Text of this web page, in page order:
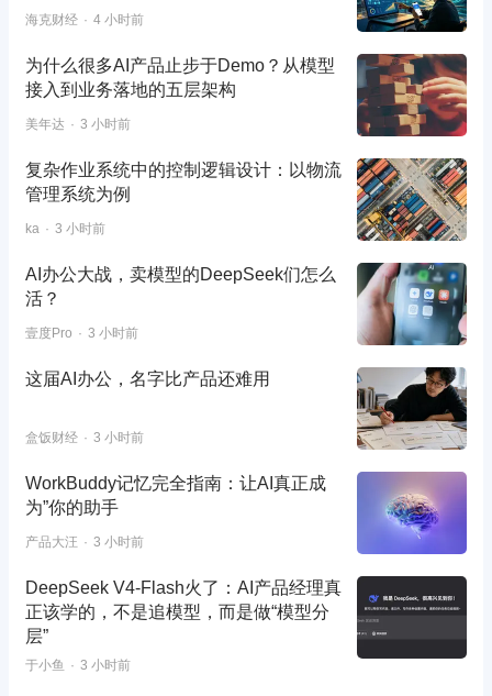
海克财经 4 小时前
为什么很多AI产品止步于Demo？从模型
接入到业务落地的五层架构
美年达 3 小时前
复杂作业系统中的控制逻辑设计：以物流
管理系统为例
ka 3 小时前
AI办公大战，卖模型的DeepSeek们怎么
活？
壹度Pro 3 小时前
这届AI办公，名字比产品还难用
盒饭财经 3 小时前
WorkBuddy记忆完全指南：让AI真正成
为”你的助手
产品大汪 3 小时前
DeepSeek V4-Flash火了：AI产品经理真
正该学的，不是追模型，而是做“模型分
层”
于小鱼 3 小时前